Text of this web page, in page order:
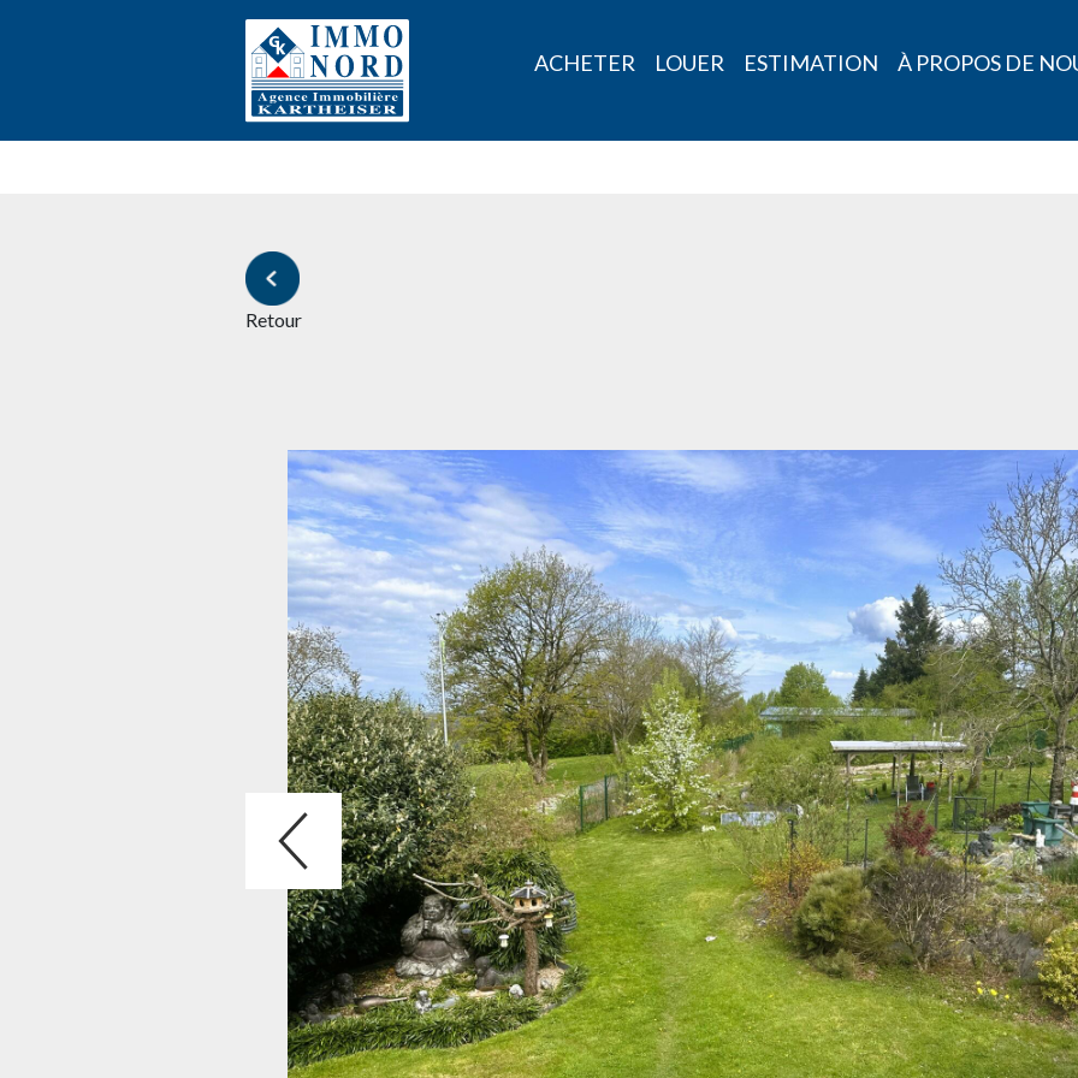
ACHETER LOUER ESTIMATION À PROPOS DE
Retour